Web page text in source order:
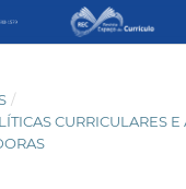
/
CURRICULARES